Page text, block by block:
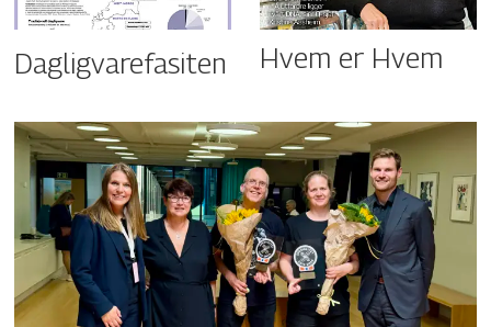
Dagligvarefasiten Hvem er Hvem